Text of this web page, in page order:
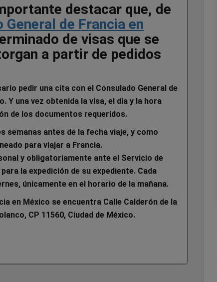
destacar que, de
General de Francia en
de visas que se
a partir de pedidos
pedir una cita con el Consulado General de
Y una vez obtenida la visa, el día y la hora
de los documentos requeridos.
semanas antes de la fecha viaje, y como
para viajar a Francia.
y obligatoriamente ante el Servicio de
la expedición de su expediente. Cada
únicamente en el horario de la mañana.
en México se encuentra Calle Calderón de la
CP 11560, Ciudad de México.